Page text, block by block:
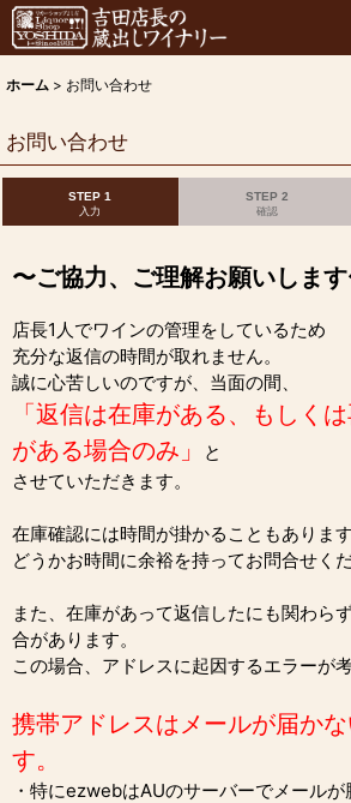
ホーム > お問い合わせ
お問い合わせ
STEP 1
入力
STEP 2
確認
〜ご協力、ご理解お願いしま
店長1人でワインの管理をしているため
充分な返信の時間が取れません。
誠に心苦しいのですが、当面の間、
「返信は在庫がある、もしく
がある場合のみ」
と
させていただきます。
在庫確認には時間が掛かることもありま
どうかお時間に余裕を持ってお問合せくだ
また、在庫があって返信したにも関わら
合があります。
この場合、アドレスに起因するエラーが
携帯アドレスはメールが届か
す。
・特にezwebはAUのサーバーでメールが